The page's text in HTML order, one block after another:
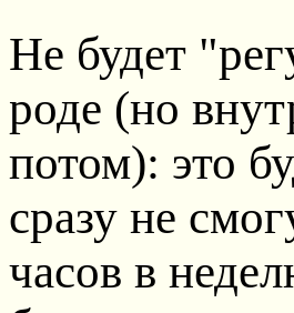
Не будет
роде (но
потом): это
сразу не
часов в